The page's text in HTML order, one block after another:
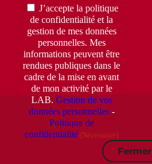
RGPD(Nécessaire)
J’accepte la politique
de confidentialité et la
gestion de mes données
personnelles. Mes
informations peuvent être
rendues publiques dans le
cadre de la mise en avant
de mon activité par le
LAB. Gestion de vos
données personnelles-
Politique de
confidentialité (Nécessaire)
Fermer